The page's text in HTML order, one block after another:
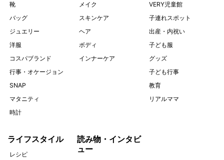
靴
バッグ
ジュエリー
洋服
コスパブランド
行事・オケージョン
SNAP
マタニティ
時計
メイク
スキンケア
ヘア
ボディ
インナーケア
VERY児童館
子連れスポット
出産・内祝い
子ども服
グッズ
子ども行事
教育
リアルママ
ライフスタイル
レシピ
読み物・インタビ
ュー